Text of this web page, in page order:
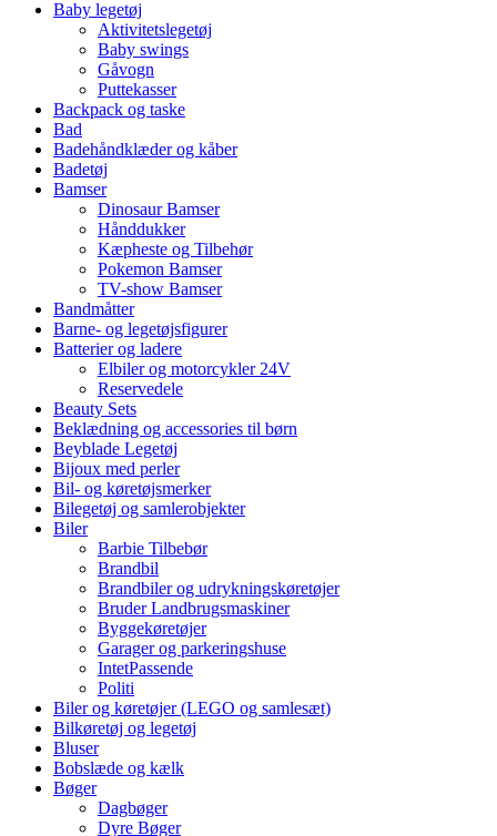
Baby legetøj
Aktivitetslegetøj
Baby swings
Gåvogn
Puttekasser
Backpack og taske
Bad
Badehåndklæder og kåber
Badetøj
Bamser
Dinosaur Bamser
Hånddukker
Kæpheste og Tilbehør
Pokemon Bamser
TV-show Bamser
Bandmåtter
Barne- og legetøjsfigurer
Batterier og ladere
Elbiler og motorcykler 24V
Reservedele
Beauty Sets
Beklædning og accessories til børn
Beyblade Legetøj
Bijoux med perler
Bil- og køretøjsmerker
Bilegetøj og samlerobjekter
Biler
Barbie Tilbebør
Brandbil
Brandbiler og udrykningskøretøjer
Bruder Landbrugsmaskiner
Byggekøretøjer
Garager og parkeringshuse
IntetPassende
Politi
Biler og køretøjer (LEGO og samlesæt)
Bilkøretøj og legetøj
Bluser
Bobslæde og kælk
Bøger
Dagbøger
Dyre Bøger